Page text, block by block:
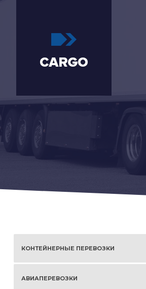
КОНТЕЙНЕРНЫЕ ПЕРЕВОЗКИ
АВИАПЕРЕВОЗКИ